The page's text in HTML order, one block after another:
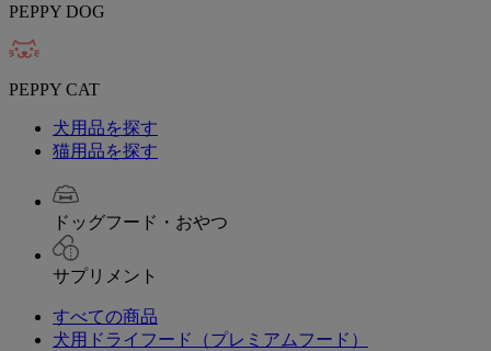
PEPPY DOG
PEPPY CAT
犬用品を探す
猫用品を探す
ドッグフード・おやつ
サプリメント
すべての商品
犬用ドライフード（プレミアムフード）